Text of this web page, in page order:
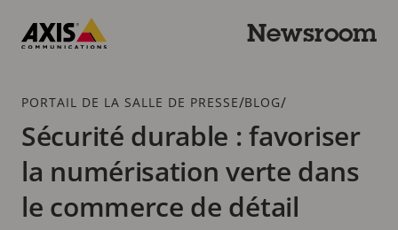
contenu
Newsroom
Fil
d'Ariane
PORTAIL DE LA SALLE DE PRESSE/BLOG/
Sécurité durable : favoriser
la numérisation verte dans
le commerce de détail